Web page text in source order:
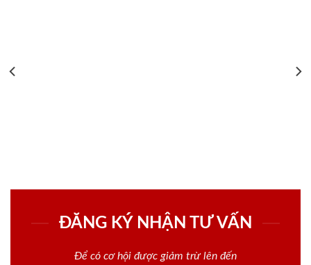
ĐĂNG KÝ NHẬN TƯ VẤN
Để có cơ hội được giảm trừ lên đến